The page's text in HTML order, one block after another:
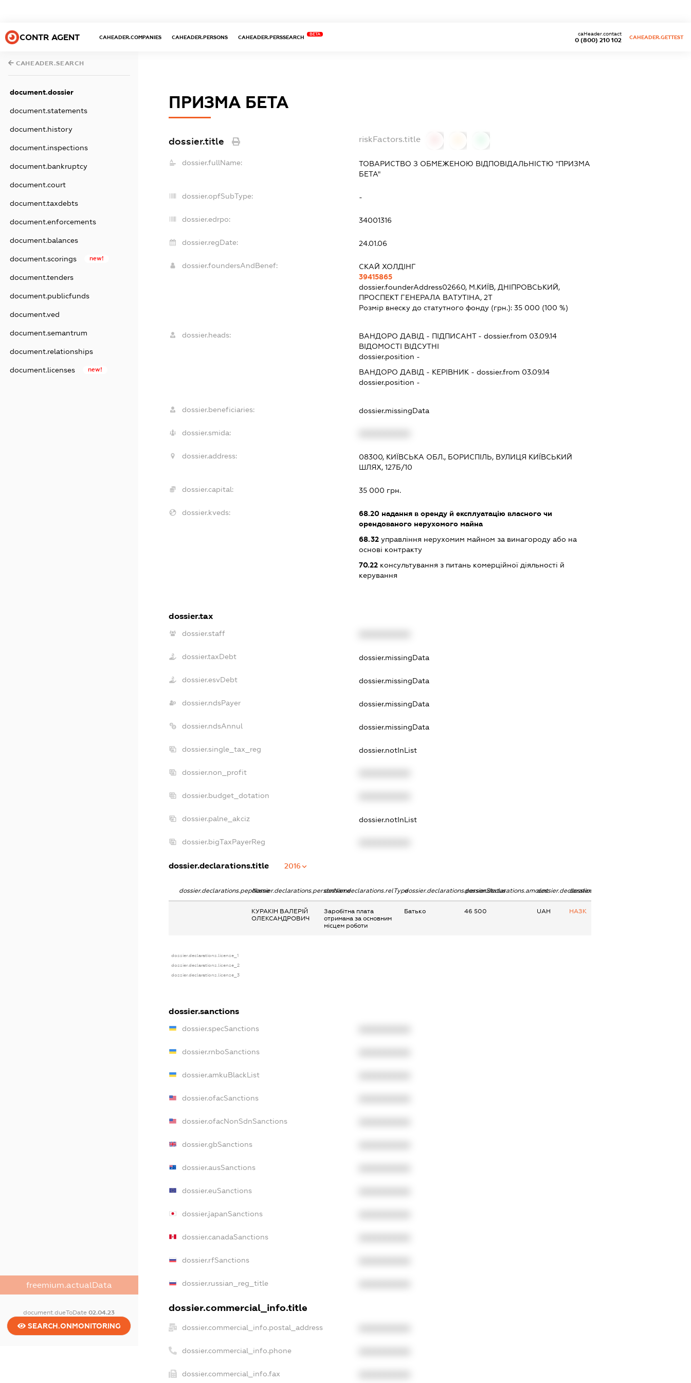
CONTR AGENT CAHEADER.COMPANIES CAHEADER.PERSONS CAHEADER.PERSSEARCH
BETA
0 (800) 210 102
caHeader.contact
CAHEADER.GETTEST
CAHEADER.SEARCH
document.dossier
document.statements
document.history
document.inspections
document.bankruptcy
document.court
document.taxdebts
document.enforcements
document.balances
document.scorings new!
document.tenders
document.publicfunds
document.ved
document.semantrum
document.relationships
document.licenses new!
freemium.actualData
document.dueToDate02.04.23
SEARCH.ONMONITORING
ПРИЗМА БЕТА
dossier.title riskFactors.title
dossier.fullName:
ТОВАРИСТВО З ОБМЕЖЕНОЮ ВІДПОВІДАЛЬНІСТЮ "ПРИЗМА
БЕТА"
dossier.opfSubType: -
dossier.edrpo: 34001316
dossier.regDate: 24.01.06
dossier.foundersAndBenef:
СКАЙ ХОЛДІНГ
39415865
dossier.founderAddress02660, М.КИЇВ, ДНІПРОВСЬКИЙ,
ПРОСПЕКТ ГЕНЕРАЛА ВАТУТІНА, 2Т
Розмір внеску до статутного фонду (грн.):35 000 (100 %)
dossier.heads: ВАНДОРО ДАВІД - ПІДПИСАНТ- dossier.from 03.09.14
ВІДОМОСТІ ВІДСУТНІ
dossier.position -
ВАНДОРО ДАВІД - КЕРІВНИК - dossier.from 03.09.14
dossier.position -
dossier.beneficiaries: dossier.missingData
dossier.smida:
dossier.address:
08300, КИЇВСЬКА ОБЛ., БОРИСПІЛЬ, ВУЛИЦЯ КИЇВСЬКИЙ
ШЛЯХ, 127Б/10
dossier.capital: 35 000 грн.
dossier.kveds: 68.20 надання в оренду й експлуатацію власного чи
орендованого нерухомого майна
68.32 управління нерухомим майном за винагороду або на
основі контракту
70.22 консультування з питань комерційної діяльності й
керування
dossier.tax
dossier.staff
dossier.taxDebt dossier.missingData
dossier.esvDebt dossier.missingData
dossier.ndsPayer dossier.missingData
dossier.ndsAnnul dossier.missingData
dossier.single_tax_reg dossier.notInList
dossier.non_profit
dossier.budget_dotation
dossier.palne_akciz dossier.notInList
dossier.bigTaxPayerReg
dossier.declarations.title 2016
dossier.declarations.pepNamedossier.declarations.personNamedossier.declarations.relTypedossier.declarations.personStatusdossier.declarations.amountdossier.declarations.currency
dossier.declarations.source
КУРАКІН ВАЛЕРІЙ
ОЛЕКСАНДРОВИЧ
Заробітна плата
отримана за основним
місцем роботи
Батько 46 500 UAH НАЗК
dossier.declarations.license_1
dossier.declarations.license_2
dossier.declarations.license_3
dossier.sanctions
dossier.specSanctions
dossier.rnboSanctions
dossier.amkuBlackList
dossier.ofacSanctions
dossier.ofacNonSdnSanctions
dossier.gbSanctions
dossier.ausSanctions
dossier.euSanctions
dossier.japanSanctions
dossier.canadaSanctions
dossier.rfSanctions
dossier.russian_reg_title
dossier.commercial_info.title
dossier.commercial_info.postal_address
dossier.commercial_info.phone
dossier.commercial_info.fax